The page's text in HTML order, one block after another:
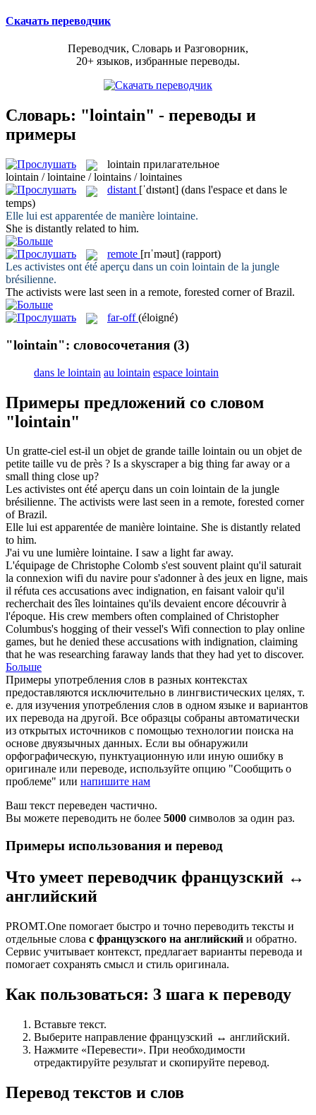
Скачать переводчик
Переводчик, Словарь и Разговорник,
20+ языков, избранные переводы.
Словарь: "lointain" - переводы и
примеры
lointain прилагательное
lointain / lointaine / lointains / lointaines
distant [ˈdɪstənt] (dans l'espace et dans le
temps)
Elle lui est apparentée de manière lointaine.
She is distantly related to him.
remote [rɪˈməut] (rapport)
Les activistes ont été aperçu dans un coin lointain de la jungle
brésilienne.
The activists were last seen in a remote, forested corner of Brazil.
far-off (éloigné)
"lointain": словосочетания (3)
dans le lointain au lointain espace lointain
Примеры предложений со словом
"lointain"
Un gratte-ciel est-il un objet de grande taille lointain ou un objet de
petite taille vu de près ? Is a skyscraper a big thing faraway or a
small thing close up?
Les activistes ont été aperçu dans un coin lointain de la jungle
brésilienne. The activists were last seen in a remote, forested corner
of Brazil.
Elle lui est apparentée de manière lointaine. She is distantly related
to him.
J'ai vu une lumière lointaine. I saw a lightfaraway.
L'équipage de Christophe Colomb s'est souvent plaint qu'il saturait
la connexion wifi du navire pour s'adonner à des jeux en ligne, mais
il réfuta ces accusations avec indignation, en faisant valoir qu'il
recherchait des îles lointaines qu'ils devaient encore découvrir à
l'époque. His crew members often complained of Christopher
Columbus's hogging of their vessel's Wifi connection to play online
games, but he denied these accusations with indignation, claiming
that he was researching faraway lands that they had yet to discover.
Больше
Примеры употребления слов в разных контекстах
предоставляются исключительно в лингвистических целях, т.
е. для изучения употребления слов в одном языке и вариантов
их перевода на другой. Все образцы собраны автоматически
из открытых источников с помощью технологии поиска на
основе двуязычных данных. Если вы обнаружили
орфографическую, пунктуационную или иную ошибку в
оригинале или переводе, используйте опцию "Сообщить о
проблеме" или напишите нам
Ваш текст переведен частично.
Вы можете переводить не более 5000 символов за один раз.
Примеры использования и перевод
Что умеет переводчик французский ↔
английский
PROMT.One помогает быстро и точно переводить тексты и
отдельные слова с французского на английский и обратно.
Сервис учитывает контекст, предлагает варианты перевода и
помогает сохранять смысл и стиль оригинала.
Как пользоваться: 3 шага к переводу
Вставьте текст.
Выберите направление французский ↔ английский.
Нажмите «Перевести». При необходимости
отредактируйте результат и скопируйте перевод.
Перевод текстов и слов